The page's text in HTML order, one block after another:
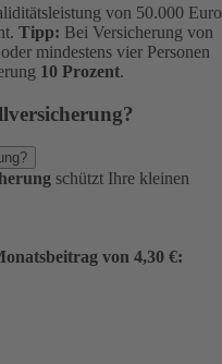
von 50.000 Euro
Tipp: Bei Versicherung von
mindestens vier Personen
10 Prozent.
schützt Ihre kleinen
von 4,30 €: